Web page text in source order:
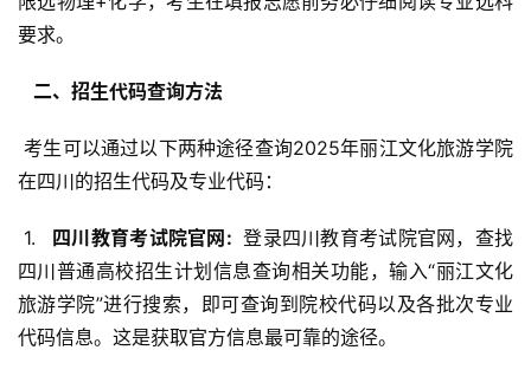
要求。
  二、招生代码查询方法
考生可以通过以下两种途径查询2025年丽江文化旅游学院
在四川的招生代码及专业代码：
1.
  四川教育考试院官网:
登录四川教育考试院官网，查找
四川普通高校招生计划信息查询相关功能，输入“丽江文化
旅游学院”进行搜索，即可查询到院校代码以及各批次专业
代码信息。这是获取官方信息最可靠的途径。